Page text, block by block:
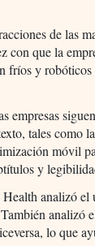
de las
con que la
fríos y
empresas
tales como
móvil
y
analizó el
analizó
lo que